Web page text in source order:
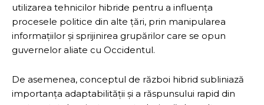
utilizarea tehnicilor hibride pentru a influența
procesele politice din alte țări, prin manipularea
informațiilor și sprijinirea grupărilor care se opun
guvernelor aliate cu Occidentul.
De asemenea, conceptul de război hibrid subliniază
importanța adaptabilității și a răspunsului rapid din